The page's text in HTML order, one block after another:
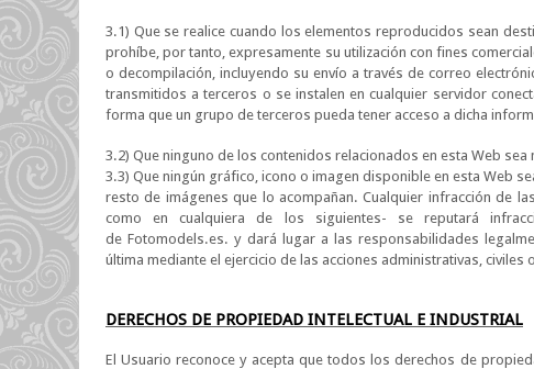
3.1) Que se realice cuando los elementos reproducidos sean
prohíbe, por tanto, expresamente su utilización con fines
o decompilación, incluyendo su envío a través de correo
transmitidos a terceros o se instalen en cualquier servidor
forma que un grupo de terceros pueda tener acceso a dicha
3.2) Que ninguno de los contenidos relacionados en esta Web
3.3) Que ningún gráfico, icono o imagen disponible en esta Web
resto de imágenes que lo acompañan. Cualquier infracción de
como en cualquiera de los siguientes- se reputará
de Fotomodels.es. y dará lugar a las responsabilidades
última mediante el ejercicio de las acciones administrativas, civiles
DERECHOS DE PROPIEDAD INTELECTUAL E INDUSTRIAL
El Usuario reconoce y acepta que todos los derechos de